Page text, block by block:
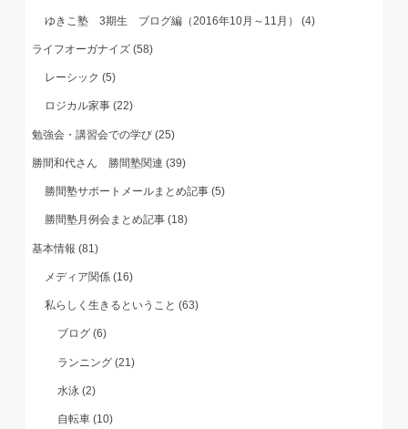
ゆきこ塾 3期生 ブログ編（2016年10月～11月）(4)
ライフオーガナイズ(58)
レーシック(5)
ロジカル家事(22)
勉強会・講習会での学び(25)
勝間和代さん 勝間塾関連(39)
勝間塾サポートメールまとめ記事(5)
勝間塾月例会まとめ記事(18)
基本情報(81)
メディア関係(16)
私らしく生きるということ(63)
ブログ(6)
ランニング(21)
水泳(2)
自転車(10)